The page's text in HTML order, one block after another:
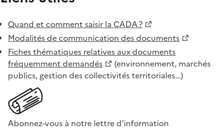
Quand et comment saisir la CADA ?
Modalités de communication des documents
Fiches thématiques relatives aux documents
fréquemment demandés
(environnement, marchés
publics, gestion des collectivités territoriales…)
Abonnez-vous à notre lettre d'information